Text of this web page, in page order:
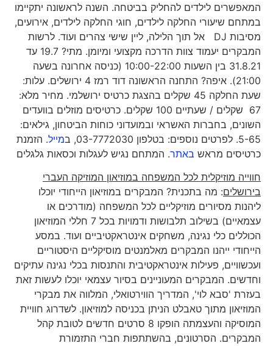
המאפשרים לילדים להחליק בביטחה. השנה לראשונה יתקיימו
במתחם שיעורי החלקה לילדים, חוגי החלקה לילדים, אירועים,
מסיבות DJ אל תוך הלילה, ליין שישי צהרים ועוד. לרשות
המבקרים יעמוד צוות הדרכה מקצועי ומיומן. מתי? 19.7 עד
31.8.21 בין השעות 10:00-22:00 (כניסה אחרונה בשעה
21:00). איפה? התחנה הראשונה דוד רמז 4 ירושלים. עלות:
שעת החלקה 45 שקלים בהצגת כרטיס ירושלמי. מחיר מלא:
67 שקלים / שעתיים 100 שקלים. כרטיסים מוזלים בוועדים
השונים, בחברות האשראי ובמועדוני כוחות הביטחון, גילאים:
5-65. לפרטים נוספים: בטלפון 03-7772030, ב
מייל. הזמנת
כרטיסים מראשבאתר. המתחם נגיש לעגלות וכסאות גלגלים
חווייה מוזיקלית לכל המשפחה במוזיאון המוזיקה העברי
בירושלים: מה בתכנית? המבקרים במוזיאון הייחודי יוכלו
ליהנות מסיורים מוזיקליים לכל המשפחה (מודרכים או
עצמאיים) בשילוב תלבושות ודמויות בכל 7 חללי המוזיאון
הכוללים כלי נגינה, משחקים אינטראקטיביים ועוד. במסע
הייחודי ייהנו המבקרים מאלמנטים מוסיקליים היסטוריים
ועכשוויים, פעילות אינטראקטיבית והתנסות בכלי נגינה עתיקים
וחדשים. המבקרים המעוניינים בסיור עצמאי יוכלו לעשות זאת
בעזרת 'סבא לוי', המדריך הווירטואלי, המלווה את מבקרי
המוזיאון מתוך טאבלט הניתן בכניסה למוזיאון. לשדרוג חוויית
המוסיקה והעצמתה הופקו 8 סרטים חדשים לטובת קהל
המבקרים. הסרטונים, בהשתתפות חברי התזמורת